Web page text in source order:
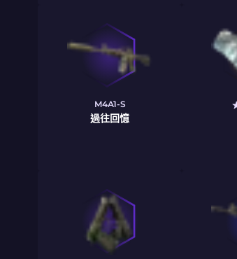
M4A1-S
過往回憶